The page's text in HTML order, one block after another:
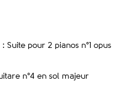
Suite pour 2 pianos n°1 opus
n°4 en sol majeur